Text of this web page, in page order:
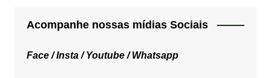
Acompanhe nossas mídias Sociais
Face /Insta /Youtube /Whatsapp